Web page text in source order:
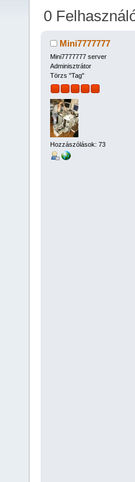
0
Mini7777777
Mini7777777 server
Adminisztrátor
Törzs "Tag"
Hozzászólások: 73